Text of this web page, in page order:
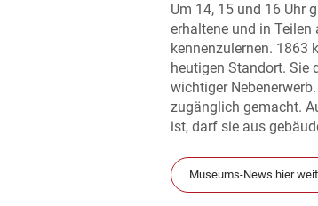
Um 14, 15 und 16 Uhr
erhaltene und in
kennenzulernen. 1863
heutigen Standort. Sie
wichtiger
zugänglich gemacht.
ist, darf sie aus
Museums-News hier